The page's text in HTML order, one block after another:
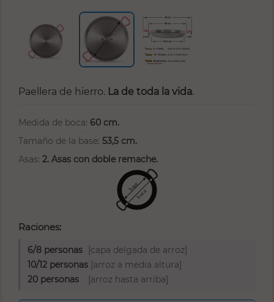
Paellera de hierro. La de toda la vida.
Medida de boca: 60 cm.
Tamaño de la base: 53,5 cm.
Asas: 2. Asas con doble remache.
Raciones:
6/8 personas
[capa delgada de arroz]
10/12 personas [arroz a media altura]
20 personas
[arroz hasta arriba]